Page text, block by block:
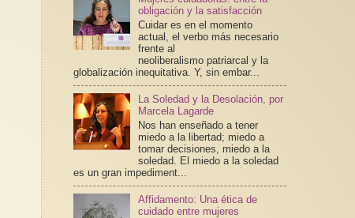
obligación y la satisfacción
Cuidar es en el momento
actual, el verbo más necesario
frente al
neoliberalismo patriarcal y la
globalización inequitativa. Y, sin embar...
La Soledad y la Desolación, por
Marcela Lagarde
Nos han enseñado a tener
miedo a la libertad; miedo a
tomar decisiones, miedo a la
soledad. El miedo a la soledad
es un gran impediment...
Affidamento: Una ética de
cuidado entre mujeres